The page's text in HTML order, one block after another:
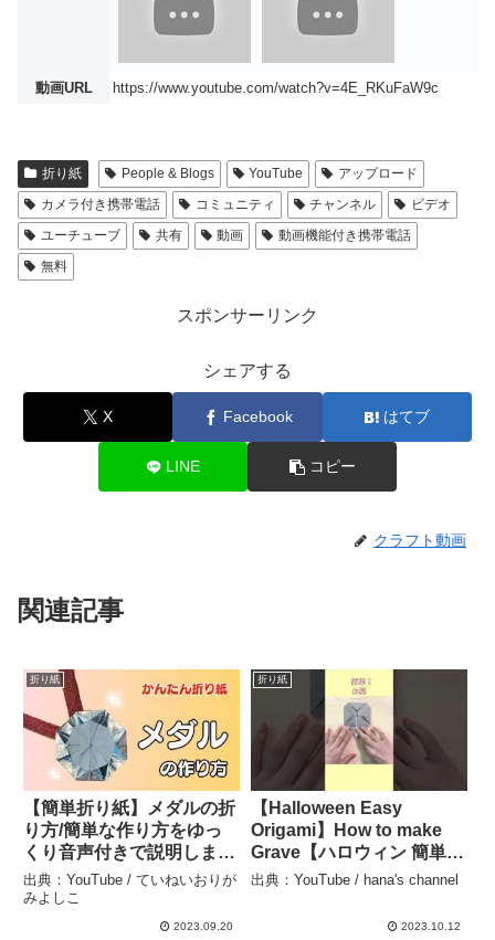
動画URL https://www.youtube.com/watch?v=4E_RKuFaW9c
折り紙 People & Blogs YouTube
アップロード
カメラ付き携帯電話
コミュニティ チャンネル
ビデオ
ユーチューブ
共有 動画
動画機能付き携帯電話
無料
スポンサーリンク
シェアする
X Facebook はてブ
LINE コピー
クラフト動画
関連記事
折り紙
【簡単折り紙】メダルの折
り方/簡単な作り方をゆっ
くり音声付きで説明しま
す/運動会【かっこいい】 –
ていねいおりがみよしこ
出典：YouTube / ていねいおりが
みよしこ
2023.09.20
折り紙
【Halloween Easy
Origami】How to make
Grave【ハロウィン 簡単折
り紙】お墓の折り方 종이
折纸 墓 坟 十字架 棺桶
出典：YouTube / hana's channel
2023.10.12